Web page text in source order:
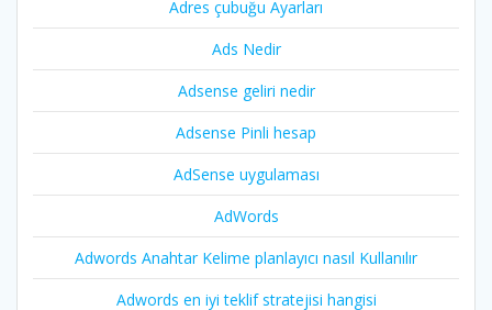
Adres çubuğu Ayarları
Ads Nedir
Adsense geliri nedir
Adsense Pinli hesap
AdSense uygulaması
AdWords
Adwords Anahtar Kelime planlayıcı nasıl Kullanılır
Adwords en iyi teklif stratejisi hangisi